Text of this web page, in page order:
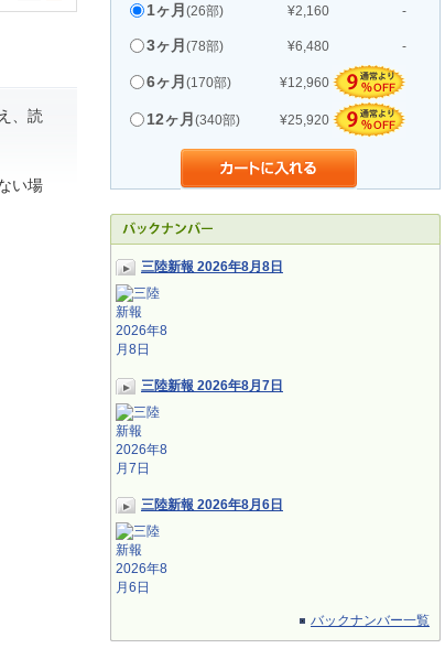
1ヶ月 (26部) ¥2,160 -
3ヶ月 (78部) ¥6,480 -
6ヶ月 (170部) ¥12,960
12ヶ月 (340部) ¥25,920
三陸新報 2026年8月8日
三陸新報 2026年8月7日
三陸新報 2026年8月6日
バックナンバー一覧
、読
い場